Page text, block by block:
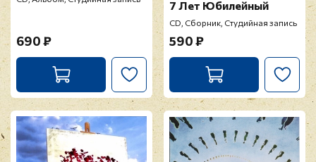
690 ₽
7 Лет Юбилейный
CD, Сборник, Студийная запись
590 ₽